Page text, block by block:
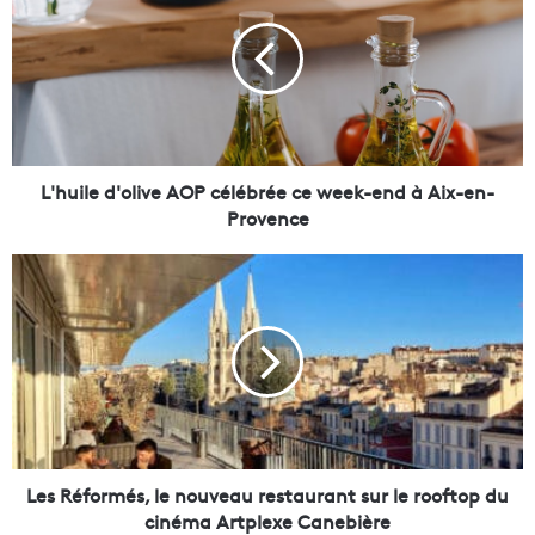
h
u
l
'
v
e
A
O
P
c
é
L'huile d'olive AOP célébrée ce week-end à Aix-en-
Provence
L
e
s
é
f
r
m
Les Réformés, le nouveau restaurant sur le rooftop du
cinéma Artplexe Canebière